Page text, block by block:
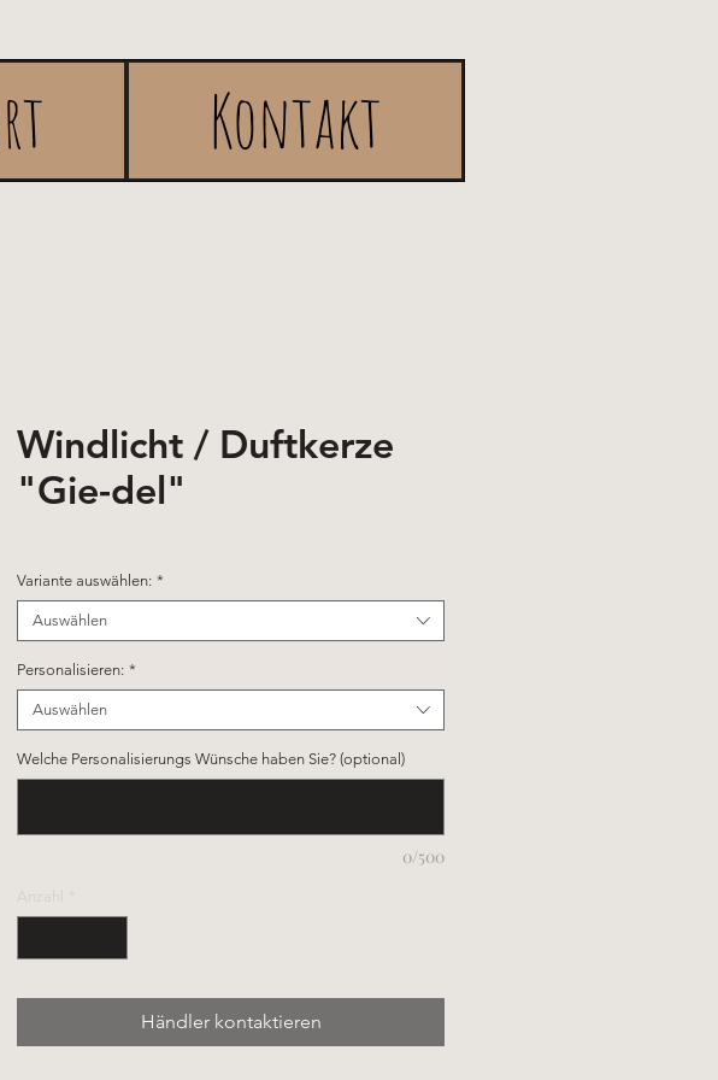
Kontakt
Windlicht / Duftkerze
"Gie-del"
Variante auswählen: *
Auswählen
Personalisieren: *
Auswählen
Welche Personalisierungs Wünsche haben Sie? (optional)
0/500
Anzahl
Händler kontaktieren